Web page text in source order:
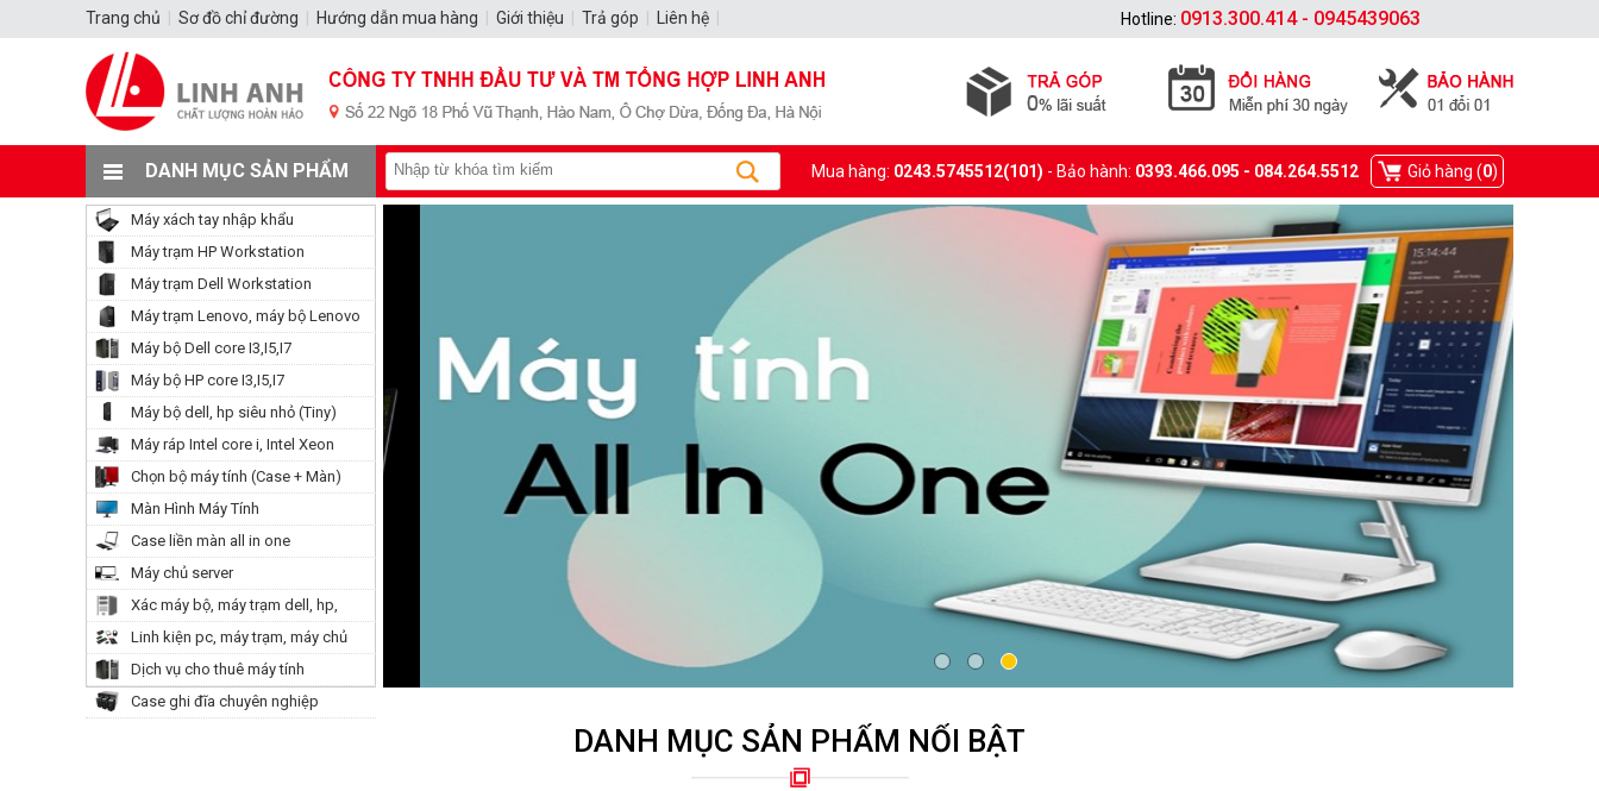
DANH MỤC SẢN PHẨM
Máy xách tay nhập khẩu
Máy trạm HP Workstation
Máy trạm Dell Workstation
Máy trạm Lenovo, máy bộ Lenovo
Máy bộ Dell core I3,I5,I7
Máy bộ HP core I3,I5,I7
Máy bộ dell, hp siêu nhỏ (Tiny)
Máy ráp Intel core i, Intel Xeon
Chọn bộ máy tính (Case + Màn)
Màn Hình Máy Tính
Case liền màn all in one
Máy chủ server
Xác máy bộ, máy trạm dell, hp,
lenovo
Linh kiện pc, máy trạm, máy chủ
Dịch vụ cho thuê máy tính
Case ghi đĩa chuyên nghiệp
Mua hàng: 0243.5745512(101) - Bảo hành: 0393.466.095 - 084.264.5512 Giỏ hàng (0)
DANH MỤC SẢN PHẨM NỔI BẬT
Trang chủ Sơ đồ chỉ đường Hướng dẫn mua hàng Giới thiệu Trả góp Liên hệ Hotline: 0913.300.414 - 0945439063